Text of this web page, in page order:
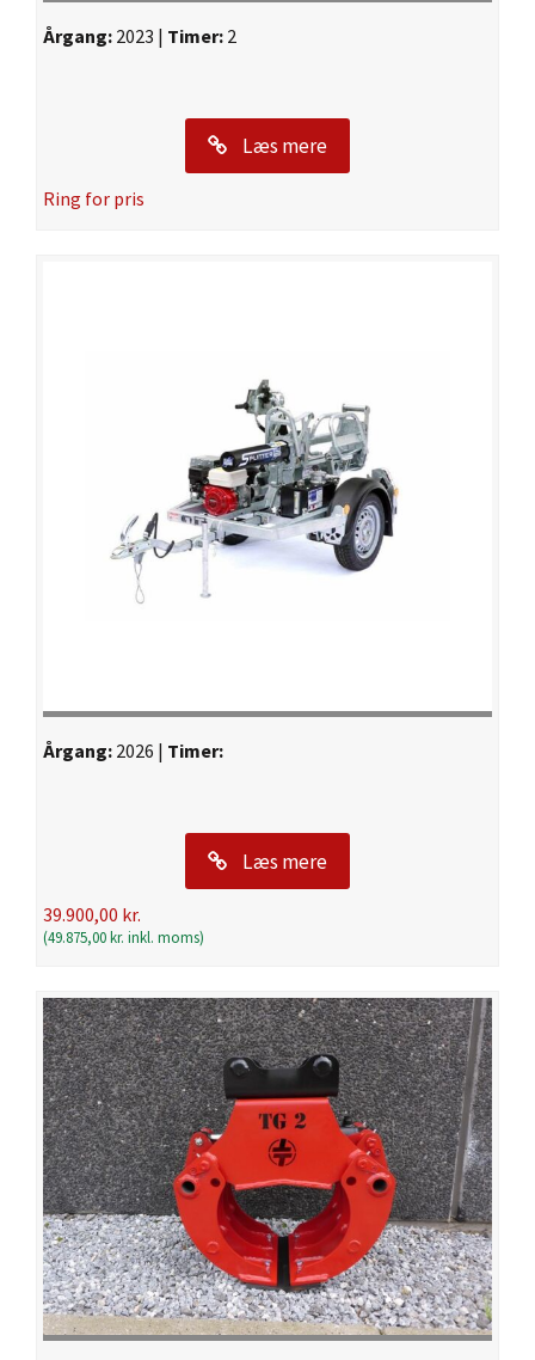
Årgang: 2023 | Timer: 2
Læs mere
Ring for pris
Årgang: 2026 | Timer:
Læs mere
39.900,00 kr.
(49.875,00kr. inkl. moms)